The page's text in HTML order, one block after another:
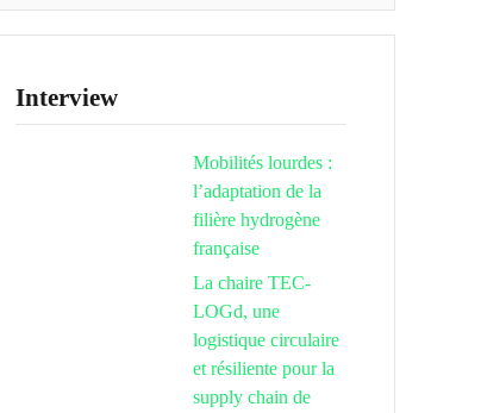
Interview
Mobilités lourdes :
l’adaptation de la
filière hydrogène
française
La chaire TEC-
LOGd, une
logistique circulaire
et résiliente pour la
supply chain de